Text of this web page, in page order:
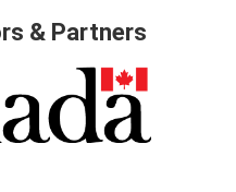
& Partners